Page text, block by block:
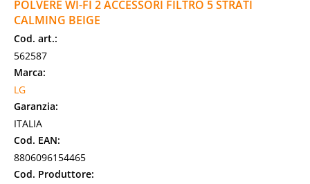
POLVERE WI-FI 2 ACCESSORI FILTRO 5 STRATI
CALMING BEIGE
Cod. art.:
562587
Marca:
LG
Garanzia:
ITALIA
Cod. EAN:
8806096154465
Cod. Produttore: